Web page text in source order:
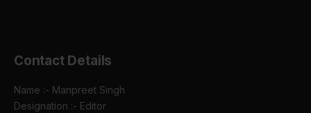
Contact Details
Name :- Manpreet Singh
Designation :- Editor